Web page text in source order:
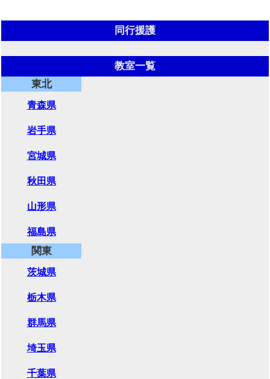
同行援護
教室一覧
東北
青森県
岩手県
宮城県
秋田県
山形県
福島県
関東
茨城県
栃木県
群馬県
埼玉県
千葉県